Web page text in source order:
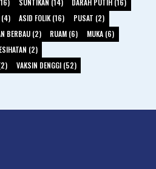
SUNTIKAN (14)
DARAH PUTIH (16)
(4) ASID FOLIK (16)
PUSAT (2)
BERBAU (2) RUAM (6)
MUKA (6)
(2)
VAKSIN DENGGI (52)